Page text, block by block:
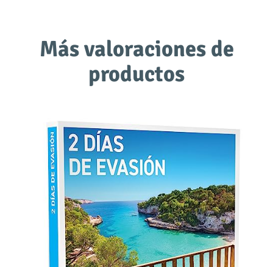
Más valoraciones de
productos